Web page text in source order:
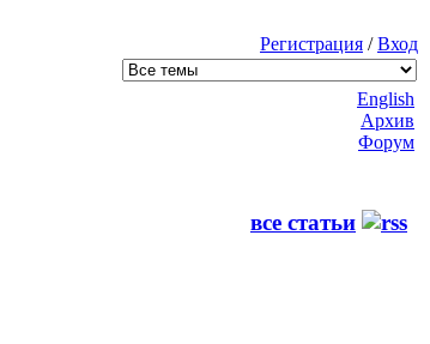
Регистрация /Вход
English
Архив
Форум
все статьи